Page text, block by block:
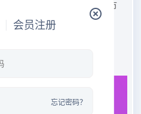
，将您的商品推向全球市
会员注册
忘记密码？